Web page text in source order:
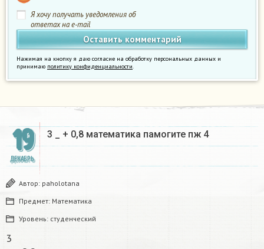
Я хочу получать уведомления об
ответах на e-mail
Нажимая на кнопку я даю согласие на обработку персональных данных и
принимаю политику конфиденциальности.
19
ДЕКАБРЬ
3 _ + 0,8 математика памогите пж 4 ​
Автор: paholotana
Предмет: Математика
Уровень: студенческий
3